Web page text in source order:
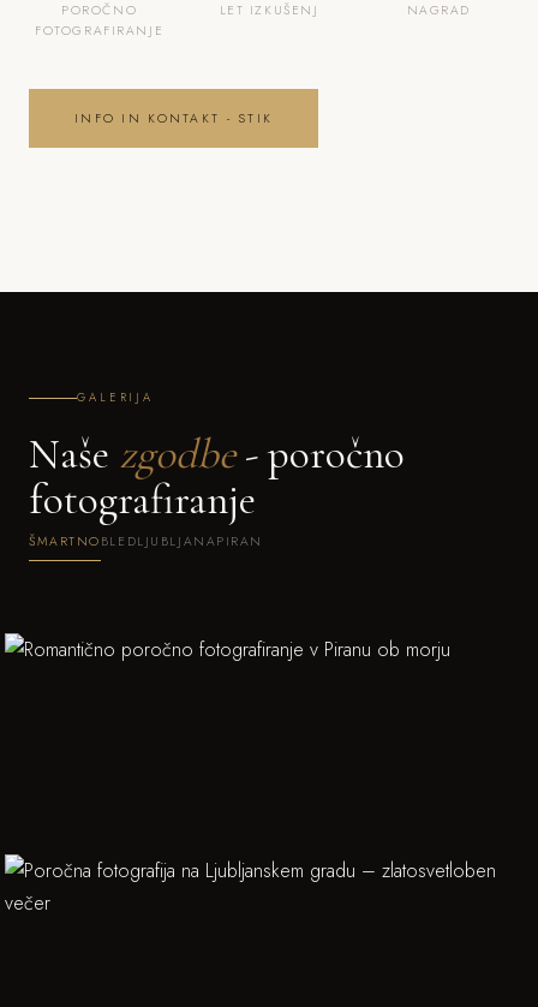
POROČNO
FOTOGRAFIRANJE
LET IZKUŠENJ NAGRAD
INFO IN KONTAKT - STIK
GALERIJA
Naše zgodbe- poročno
fotografiranje
ŠMARTNO BLEDLJUBLJANAPIRAN